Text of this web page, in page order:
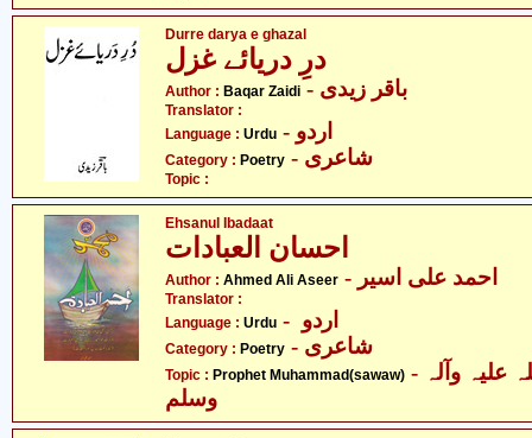
Durre darya e ghazal
درِ دریائے غزل
Author : Baqar Zaidi - باقر زیدی
Translator :
Language : Urdu - اردو
Category : Poetry - شاعری
Topic :
Ehsanul Ibadaat
Author : Ahmed Ali Aseer
Translator :
Language : Urdu
Category : Poetry - شاعری
Topic : Prophet Muhammad(sawaw) - حضرت محمد صلی اللہ علیہ وآلہ
وسلم